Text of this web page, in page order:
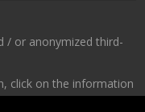
/ or anonymized third-
click on the information